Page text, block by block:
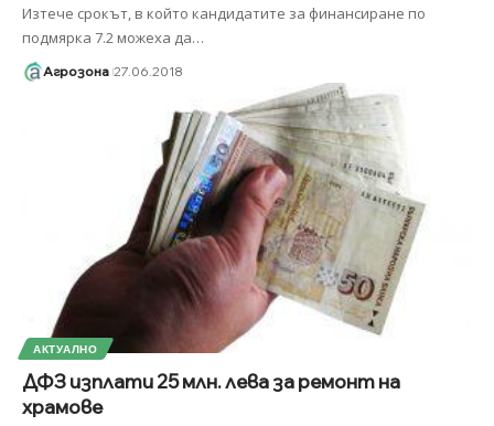
Изтече срокът, в който кандидатите за финансиране по
подмярка 7.2 можеха да…
Агрозона 27.06.2018
АКТУАЛНО
ДФЗ изплати 25 млн. лева за ремонт на
храмове